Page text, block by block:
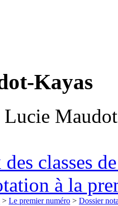
Kayas
Lucie
classes
à la
> Le premier numéro > Dossier